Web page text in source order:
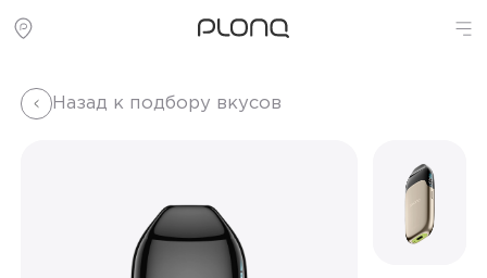
Назад к подбору вкусов